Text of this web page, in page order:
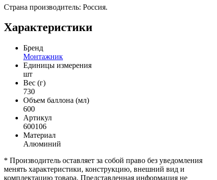
Страна производитель: Россия.
Характеристики
Бренд
Монтажник
Единицы измерения
шт
Вес (г)
730
Объем баллона (мл)
600
Артикул
600106
Материал
Алюминий
* Производитель оставляет за собой право без уведомления
менять характеристики, конструкцию, внешний вид и
комплектацию товара. Представленная информация не